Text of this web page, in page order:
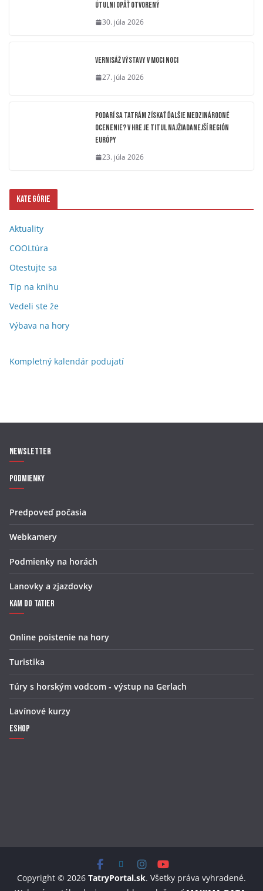
ÚTULNI OPÄŤ OTVORENÝ
30. júla 2026
Vernisáž výstavy V moci noci
27. júla 2026
Podarí sa Tatrám získať ďalšie medzinárodné
ocenenie? V hre je titul Najžiadanejší región
Európy
23. júla 2026
Kategórie
Aktuality
COOLtúra
Otestujte sa
Tip na knihu
Vedeli ste že
Výbava na hory
Kompletný kalendár podujatí
Newsletter
Podmienky
Predpoveď počasia
Webkamery
Podmienky na horách
Lanovky a zjazdovky
Kam do Tatier
Online poistenie na hory
Turistika
Túry s horským vodcom - výstup na Gerlach
Lavínové kurzy
Eshop
Copyright © 2026 TatryPortal.sk. Všetky práva vyhradené.